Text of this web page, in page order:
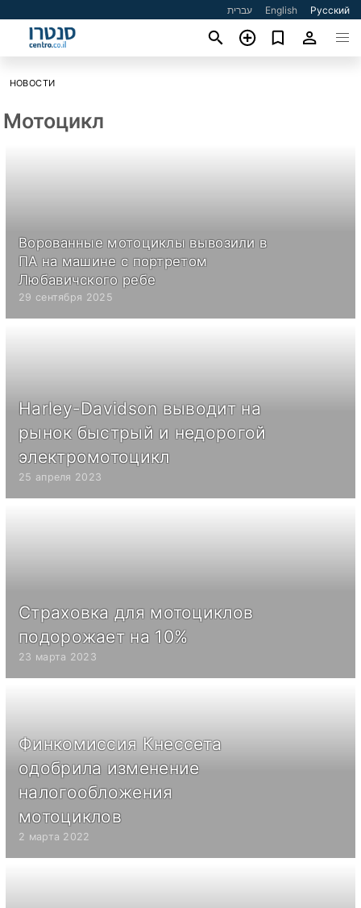
עברית English Русский
НОВОСТИ
Мотоцикл
Ворованные мотоциклы вывозили в
ПА на машине с портретом
Любавичского ребе
29 сентября 2025
Harley-Davidson выводит на
рынок быстрый и недорогой
электромотоцикл
25 апреля 2023
Страховка для мотоциклов
подорожает на 10%
23 марта 2023
Финкомиссия Кнессета
одобрила изменение
налогообложения
мотоциклов
2 марта 2022